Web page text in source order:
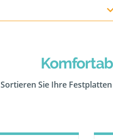
Sortieren Sie Ihre